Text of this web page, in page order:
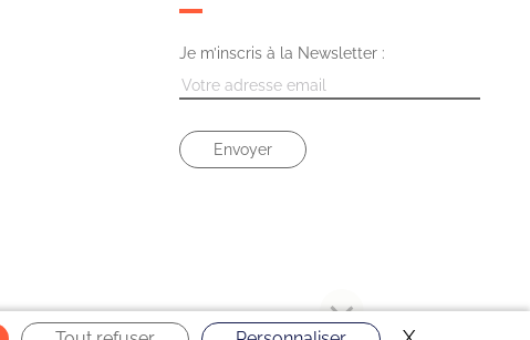
Je m’inscris à la Newsletter :